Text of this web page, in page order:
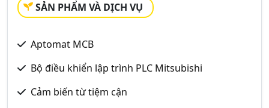
SẢN PHẨM VÀ DỊCH VỤ
Aptomat MCB
Bộ điều khiển lập trình PLC Mitsubishi
Cảm biến từ tiệm cận